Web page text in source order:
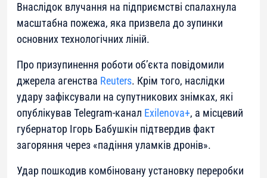
Внаслідок влучання на підприємстві спалахнула
масштабна пожежа, яка призвела до зупинки
основних технологічних ліній.
Про призупинення роботи об’єкта повідомили
джерела агенства Reuters. Крім того, наслідки
удару зафіксували на супутникових знімках, які
опублікував Telegram-канал Exilenova+, а місцевий
губернатор Ігорь Бабушкін підтвердив факт
загоряння через «падіння уламків дронів».
Удар пошкодив комбіновану установку переробки